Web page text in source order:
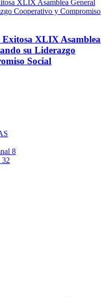
XLIX Asamblea
su Liderazgo
Social
8
32